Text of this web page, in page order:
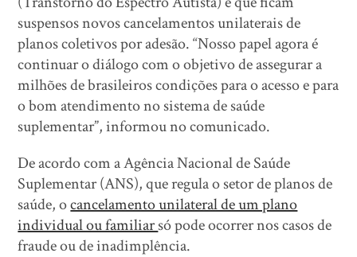
suspensos novos cancelamentos unilaterais de
planos coletivos por adesão. “Nosso papel agora é
continuar o diálogo com o objetivo de assegurar a
milhões de brasileiros condições para o acesso e para
o bom atendimento no sistema de saúde
suplementar”, informou no comunicado.
De acordo com a Agência Nacional de Saúde
Suplementar (ANS), que regula o setor de planos de
saúde, ocancelamento unilateral de um plano
individual ou familiarsó pode ocorrer nos casos de
fraude ou de inadimplência.